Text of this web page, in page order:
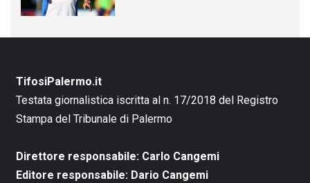
TifosiPalermo.it
Testata giornalistica iscritta al n. 17/2018 del Registro
Stampa del Tribunale di Palermo
Direttore responsabile: Carlo Cangemi
Editore responsabile: Dario Cangemi